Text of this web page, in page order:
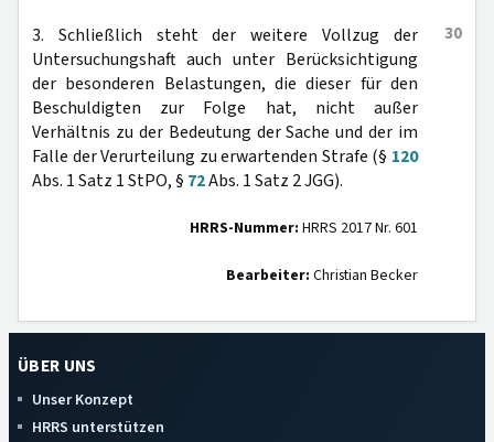
30
3. Schließlich steht der weitere Vollzug der
Untersuchungshaft auch unter Berücksichtigung
der besonderen Belastungen, die dieser für den
Beschuldigten zur Folge hat, nicht außer
Verhältnis zu der Bedeutung der Sache und der im
Falle der Verurteilung zu erwartenden Strafe (§ 120
Abs. 1 Satz 1 StPO, § 72Abs. 1 Satz 2 JGG).
HRRS-Nummer: HRRS 2017 Nr. 601
Bearbeiter: Christian Becker
ÜBER UNS
Unser Konzept
HRRS unterstützen